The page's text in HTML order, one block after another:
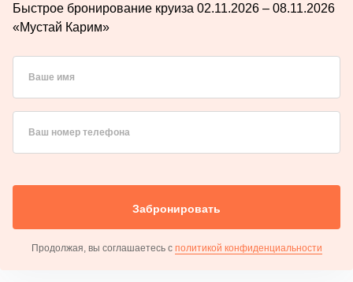
Быстрое бронирование круиза 02.11.2026 – 08.11.2026
«Мустай Карим»
Ваше имя
Ваш номер телефона
Забронировать
Продолжая, вы соглашаетесь с политикой конфиденциальности